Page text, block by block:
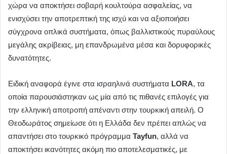
χώρα να αποκτήσει σοβαρή κουλτούρα ασφαλείας, να
ενισχύσει την αποτρεπτική της ισχύ και να αξιοποιήσει
σύγχρονα οπλικά συστήματα, όπως βαλλιστικούς πυραύλους
μεγάλης ακρίβειας, μη επανδρωμένα μέσα και δορυφορικές
δυνατότητες.
Ειδική αναφορά έγινε στα ισραηλινά συστήματα LORA, τα
οποία παρουσιάστηκαν ως μία από τις πιθανές επιλογές για
την ελληνική αποτροπή απέναντι στην τουρκική απειλή. Ο
Θεοδωράτος σημείωσε ότι η Ελλάδα δεν πρέπει απλώς να
απαντήσει στο τουρκικό πρόγραμμα Tayfun, αλλά να
αποκτήσει ικανότητες ακόμη πιο αποτελεσματικές, με